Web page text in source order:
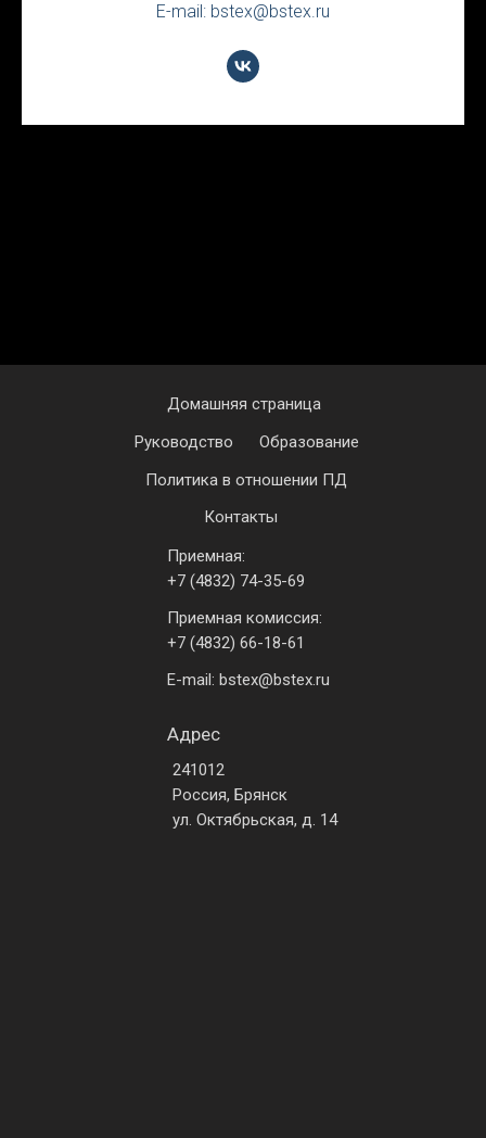
E-mail: bstex@bstex.ru
Домашняя страница
Образование
Руководство
Адрес
241012
Россия, Брянск
ул. Октябрьская, д. 14
Контакты
Приемная:
+7 (4832) 74-35-69
Приемная комиссия:
+7 (4832) 66-18-61
E-mail: bstex@bstex.ru
Политика в отношении ПД